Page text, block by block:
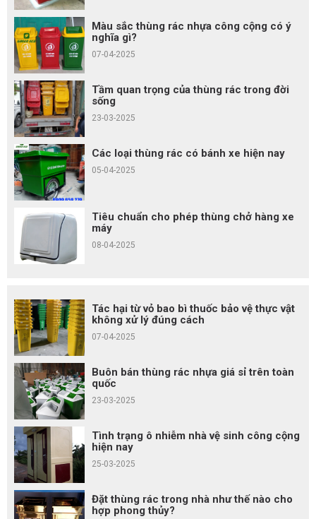
Màu sắc thùng rác nhựa công cộng có ý
nghĩa gì?
07-04-2025
Tầm quan trọng của thùng rác trong đời
sống
23-03-2025
Các loại thùng rác có bánh xe hiện nay
05-04-2025
Tiêu chuẩn cho phép thùng chở hàng xe
máy
08-04-2025
Tác hại từ vỏ bao bì thuốc bảo vệ thực vật
không xử lý đúng cách
07-04-2025
Buôn bán thùng rác nhựa giá sỉ trên toàn
quốc
23-03-2025
Tình trạng ô nhiễm nhà vệ sinh công cộng
hiện nay
25-03-2025
Đặt thùng rác trong nhà như thế nào cho
hợp phong thủy?